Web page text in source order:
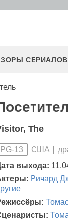
СЕРИАЛОВ
The
PG-13 США
выхода:
Ричард